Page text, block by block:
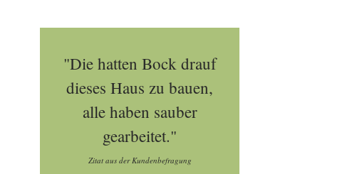
"Die hatten Bock drauf
dieses Haus zu bauen,
alle haben sauber
gearbeitet."
Zitat aus der Kundenbefragung